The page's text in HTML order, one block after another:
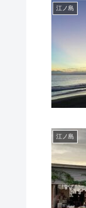
江ノ島
江ノ島